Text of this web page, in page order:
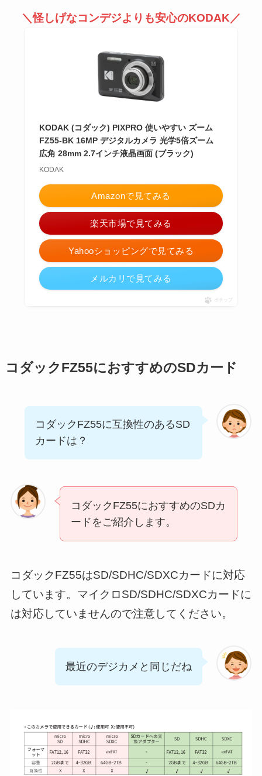
＼怪しげなコンデジよりも安心のKODAK／
KODAK (コダック) PIXPRO 使いやすい ズーム
FZ55-BK 16MP デジタルカメラ 光学5倍ズーム
広角 28mm 2.7インチ液晶画面 (ブラック)
KODAK
Amazonで見てみる
楽天市場で見てみる
Yahooショッピングで見てみる
メルカリで見てみる
ポチップ
コダックFZ55におすすめのSDカード
コダックFZ55に互換性のあるSD
カードは？
コダックFZ55におすすめのSDカ
ードをご紹介します。
コダックFZ55はSD/SDHC/SDXCカードに対応
しています。マイクロSD/SDHC/SDXCカードに
は対応していませんので注意してください。
最近のデジカメと同じだね